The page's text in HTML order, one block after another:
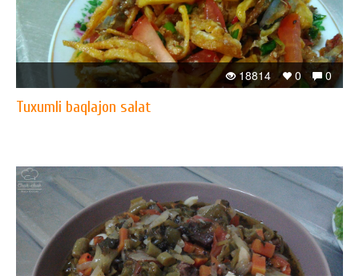
0
0
18814
Tuxumli baqlajon salat